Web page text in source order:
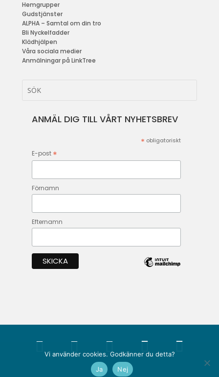
Hemgrupper
Gudstjänster
ALPHA – Samtal om din tro
Bli Nyckelfadder
Klädhjälpen
Våra sociala medier
Anmälningar på LinkTree
ANMÄL DIG TILL VÅRT NYHETSBREV
* obligatoriskt
E-post *
Förnamn
Efternamn
    
Vi använder cookies. Godkänner du detta?
Ja
Nej